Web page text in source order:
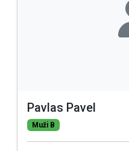
Pavlas Pavel
Muži B